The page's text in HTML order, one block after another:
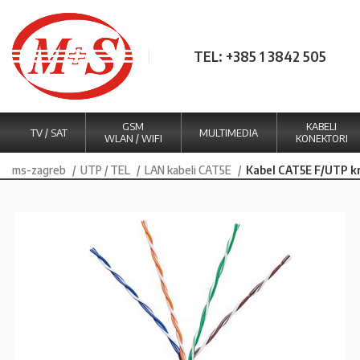
TEL: +385 1 3842 505
TV / SAT
GSM
WLAN / WIFI
MULTIMEDIA
KABELI
KONEKTORI
ms-zagreb UTP / TEL LAN kabeli CAT5E Kabel CAT5E F/UTP